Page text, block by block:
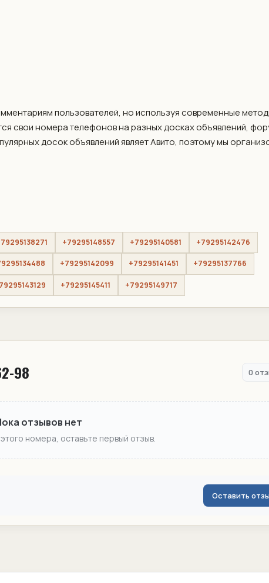
пользователей, но используя современные
свои номера телефонов на разных досках объявлений,
досок объявлений являет Авито, поэтому мы
+79295148557 +79295140581 +79295142476
+79295142099 +79295141451 +79295137766
+79295145411 +79295149717
98 0
отзывов нет
номера, оставьте первый отзыв.
Оставить